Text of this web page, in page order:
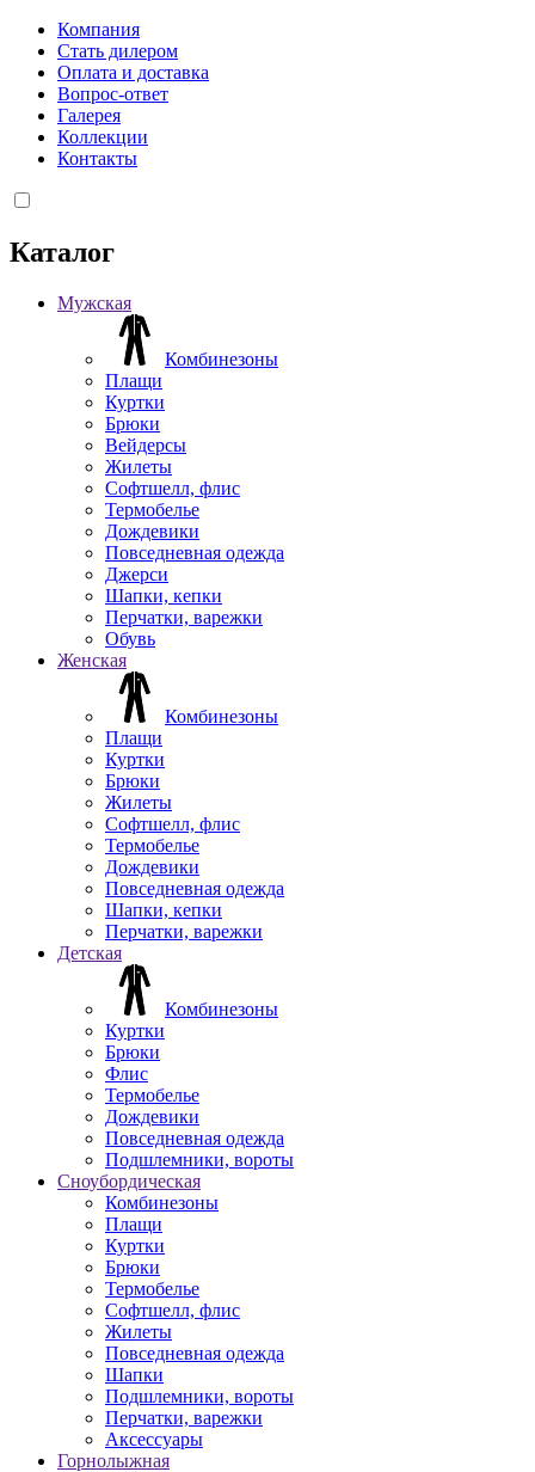
Компания
Стать дилером
Оплата и доставка
Вопрос-ответ
Галерея
Коллекции
Контакты
Каталог
Мужская
Комбинезоны
Плащи
Куртки
Брюки
Вейдерсы
Жилеты
Софтшелл, флис
Термобелье
Дождевики
Повседневная одежда
Джерси
Шапки, кепки
Перчатки, варежки
Обувь
Женская
Комбинезоны
Плащи
Куртки
Брюки
Жилеты
Софтшелл, флис
Термобелье
Дождевики
Повседневная одежда
Шапки, кепки
Перчатки, варежки
Детская
Комбинезоны
Куртки
Брюки
Флис
Термобелье
Дождевики
Повседневная одежда
Подшлемники, вороты
Сноубордическая
Комбинезоны
Плащи
Куртки
Брюки
Термобелье
Софтшелл, флис
Жилеты
Повседневная одежда
Шапки
Подшлемники, вороты
Перчатки, варежки
Аксессуары
Горнолыжная